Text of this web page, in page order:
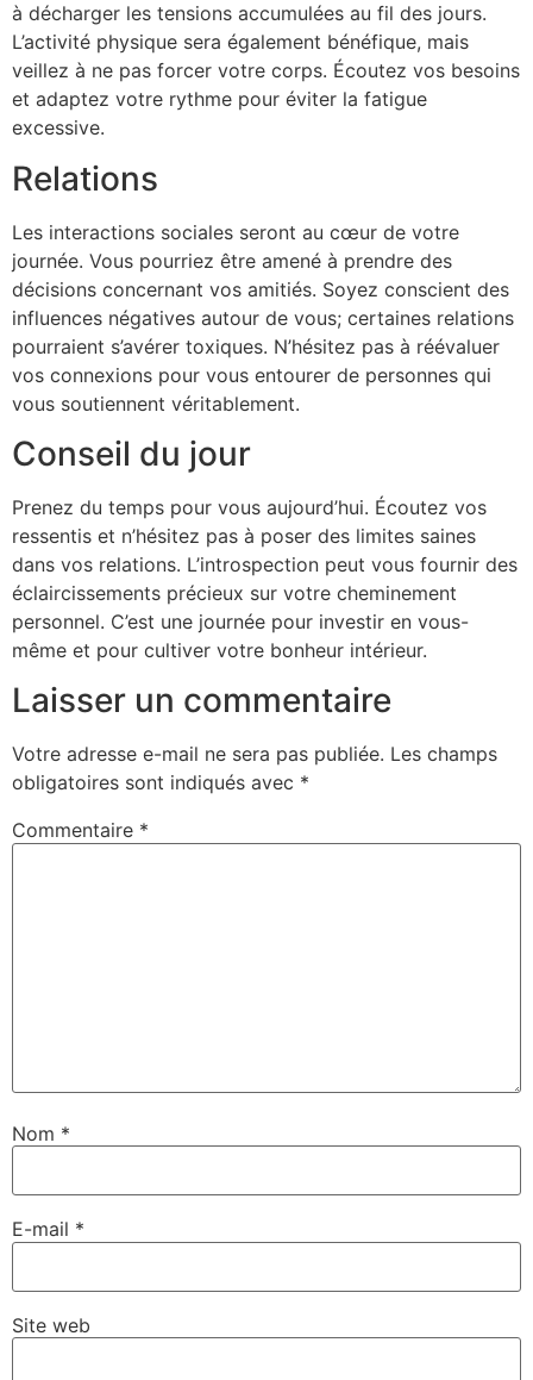
à décharger les tensions accumulées au fil des jours.
L’activité physique sera également bénéfique, mais
veillez à ne pas forcer votre corps. Écoutez vos besoins
et adaptez votre rythme pour éviter la fatigue
excessive.
Relations
Les interactions sociales seront au cœur de votre
journée. Vous pourriez être amené à prendre des
décisions concernant vos amitiés. Soyez conscient des
influences négatives autour de vous; certaines relations
pourraient s’avérer toxiques. N’hésitez pas à réévaluer
vos connexions pour vous entourer de personnes qui
vous soutiennent véritablement.
Conseil du jour
Prenez du temps pour vous aujourd’hui. Écoutez vos
ressentis et n’hésitez pas à poser des limites saines
dans vos relations. L’introspection peut vous fournir des
éclaircissements précieux sur votre cheminement
personnel. C’est une journée pour investir en vous-
même et pour cultiver votre bonheur intérieur.
Laisser un commentaire
Votre adresse e-mail ne sera pas publiée. Les champs
obligatoires sont indiqués avec *
Commentaire *
Nom *
E-mail *
Site web